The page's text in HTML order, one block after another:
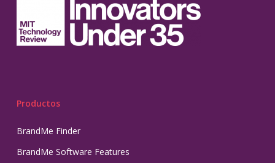
Productos
BrandMe Finder
BrandMe Software Features